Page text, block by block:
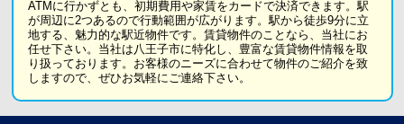
ATMに行かずとも、初期費用や家賃をカードで決済できます。駅
が周辺に2つあるので行動範囲が広がります。駅から徒歩9分に立
地する、魅力的な駅近物件です。賃貸物件のことなら、当社にお
任せ下さい。当社は八王子市に特化し、豊富な賃貸物件情報を取
り扱っております。お客様のニーズに合わせて物件のご紹介を致
しますので、ぜひお気軽にご連絡下さい。